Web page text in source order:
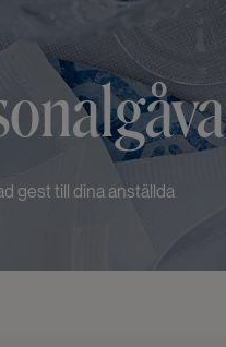
gest till dina anställda